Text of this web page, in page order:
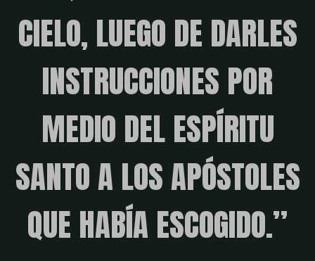
CIELO, LUEGO DE DARLES
INSTRUCCIONES POR
MEDIO DEL ESPÍRITU
SANTO A LOS APÓSTOLES
QUE HABÍA ESCOGIDO.”